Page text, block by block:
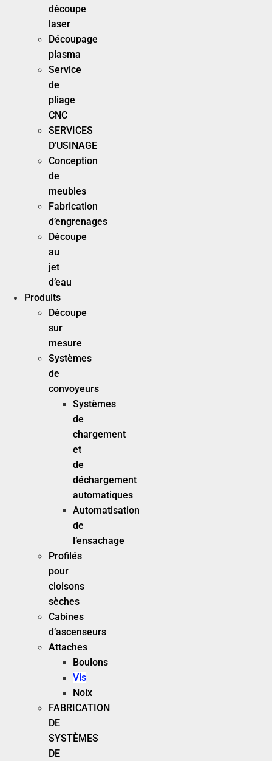
découpe
laser
Découpage
plasma
Service
de
pliage
CNC
SERVICES
D’USINAGE
Conception
de
meubles
Fabrication
d’engrenages
Découpe
au
jet
d’eau
Produits
Découpe
sur
mesure
Systèmes
de
convoyeurs
Systèmes
de
chargement
et
de
déchargement
automatiques
Automatisation
de
l’ensachage
Profilés
pour
cloisons
sèches
Cabines
d’ascenseurs
Attaches
Boulons
Vis
Noix
FABRICATION
DE
SYSTÈMES
DE